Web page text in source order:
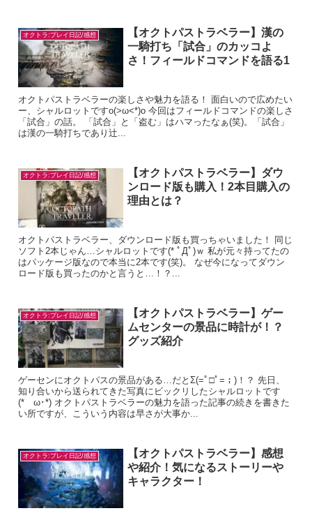
オクトラ:プレイ日記/感想
【オクトパストラベラー】漢の
一騎打ち「試合」のカッコよ
さ！フィールドコマンドを語る1
オクトパストラベラーの楽しさや魅力を語る！ 面白いので広めたい
ー、シャルロットですo(>ω<*)o 今回はフィールドコマンドの楽しさ
「試合」の話。 「試合」と「盗む」はハマったなぁ(笑)。「試合」
は漢の一騎打ちであり辻...
オクトラ:プレイ日記/感想
【オクトパストラベラー】ダウ
ンロード版も購入！2本目購入の
理由とは？
オクトパストラベラー、ダウンロード版も買っちゃいました！ 同じ
ソフト2本じゃん…シャルロットです(* ﾟДﾟ)ｗ 私が元々持ってたの
はパッケージ版なので本当に2本です(笑)。 なぜ今になってダウン
ロード版も買ったのかと言うと…！？...
オクトラ:プレイ日記/感想
【オクトパストラベラー】ゲー
ムセンターの景品に時計が！？
グッズ紹介
ゲーセンにオクトパスの景品がある…だとΣ(=ﾟ□ﾟ=；)！？ 先日、
知り合いから送られてきた写真にビックリしたシャルロットです
(*ゝω･*) オクトパストラベラーの魅力を語った記事の続きを書きた
い所ですが、こういう内容は早さが大事か...
オクトラ:プレイ日記/感想
【オクトパストラベラー】感想
や紹介！気になるストーリーや
キャラクター！